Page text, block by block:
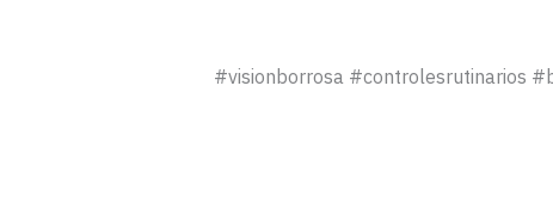
#visionborrosa #controlesrutinarios